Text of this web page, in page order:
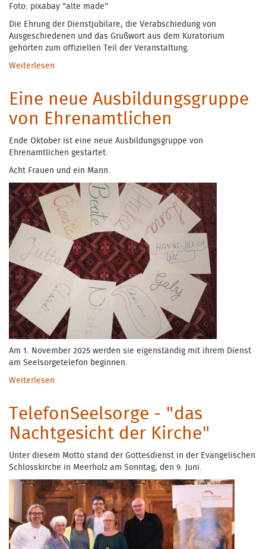
Foto: pixabay "alte made"
Die Ehrung der Dienstjubilare, die Verabschiedung von
Ausgeschiedenen und das Grußwort aus dem Kuratorium
gehörten zum offiziellen Teil der Veranstaltung.
Weiterlesen
Eine neue Ausbildungsgruppe
von Ehrenamtlichen
Ende Oktober ist eine neue Ausbildungsgruppe von
Ehrenamtlichen gestartet:
Acht Frauen und ein Mann.
Am 1. November 2025 werden sie eigenständig mit ihrem Dienst
am Seelsorgetelefon beginnen.
Weiterlesen
TelefonSeelsorge - "das
Nachtgesicht der Kirche"
Unter diesem Motto stand der Gottesdienst in der Evangelischen
Schlosskirche in Meerholz am Sonntag, den 9. Juni.